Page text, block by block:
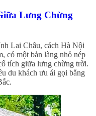
Lưng Chừng
Lai Châu, cách Hà Nội
có một bản làng nhỏ nép
tích giữa lưng chừng trời.
du khách ưu ái gọi bằng